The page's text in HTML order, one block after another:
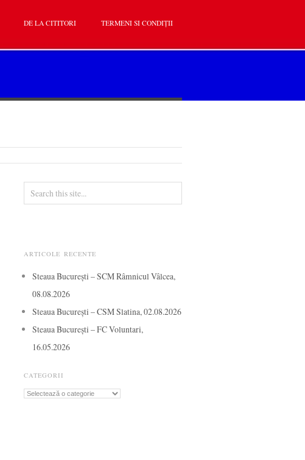
DE LA CITITORI TERMENI SI CONDIȚII
ARTICOLE RECENTE
Steaua București – SCM Râmnicul Vâlcea,
08.08.2026
Steaua București – CSM Slatina, 02.08.2026
Steaua București – FC Voluntari,
16.05.2026
CATEGORII
Categorii